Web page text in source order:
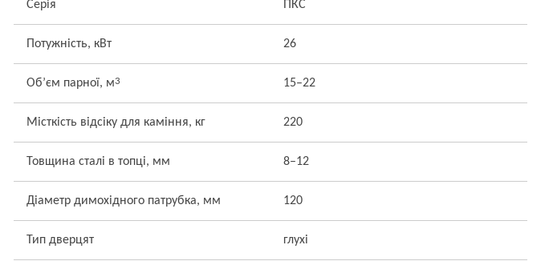
Серія ПКС
Потужність, кВт 26
Об’єм парної, м3 15–22
Місткість відсіку для каміння, кг 220
Товщина сталі в топці, мм 8–12
Діаметр димохідного патрубка, мм 120
Тип дверцят глухі